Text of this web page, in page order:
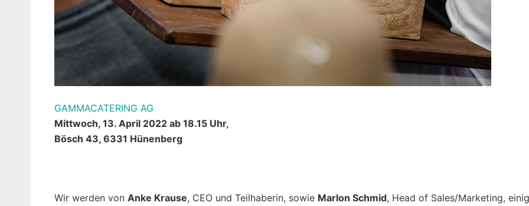
GAMMACATERING AG
Mittwoch, 13. April 2022 ab 18.15 Uhr,
Bösch 43, 6331 Hünenberg
Wir werden von Anke Krause, CEO und Teilhaberin, sowie Marlon Schmid, Head of Sales/Marketing,